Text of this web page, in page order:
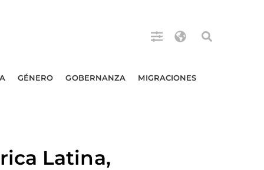
GÉNERO GOBERNANZA MIGRACIONES
Latina,